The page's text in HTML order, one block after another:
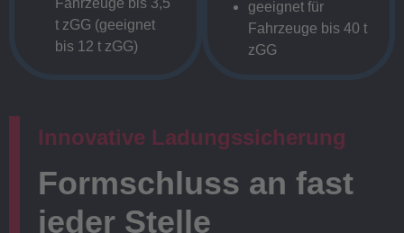
t zGG (geeignet
bis 12 t zGG)
geeignet für
Fahrzeuge bis 40 t
zGG
Innovative Ladungssicherung
Formschluss an fast
jeder Stelle